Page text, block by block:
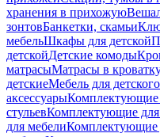
хранения в прихожую
зонтовБанкетки, скамьи
мебельШкафы для детской
детскойДетские комоды
матрасыМатрасы в
детскиеМебель для
аксессуарыКомплектующие
стульевКомплектующие для
для мебелиКомплектующие